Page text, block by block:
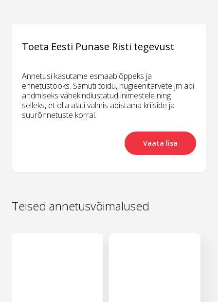
Toeta Eesti Punase Risti tegevust
Annetusi kasutame esmaabiõppeks ja
ennetustööks. Samuti toidu, hügieenitarvete jm abi
andmiseks vähekindlustatud inimestele ning
selleks, et olla alati valmis abistama kriiside ja
suurõnnetuste korral.
Vaata lisa
Teised annetusvõimalused